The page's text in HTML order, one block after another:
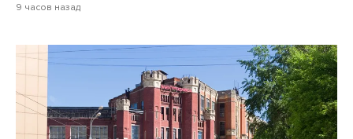
9 часов назад